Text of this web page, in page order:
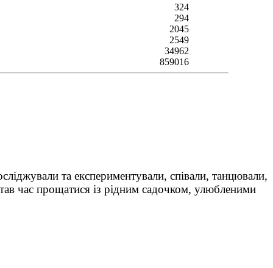
324
294
2045
2549
34962
859016
та експериментували, співали, танцювали,
час прощатися із рідним садочком, улюбленими